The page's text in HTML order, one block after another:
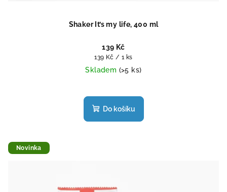
Shaker It’s my life, 400 ml
139 Kč
Měrná
cena:
139 Kč / 1 ks
Skladem (>5 ks)
hodnocení
produktu
Do košíku
Novinka